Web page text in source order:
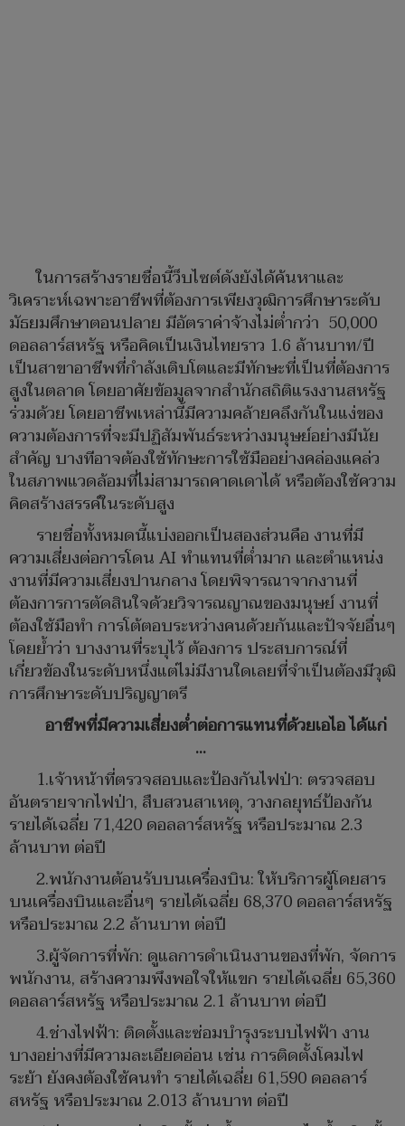
ในการสร้างรายชื่อนี้ว็บไซต์ดังยังได้ค้นหาและ
วิเคราะห์เฉพาะอาชีพที่ต้องการเพียงวุฒิการศึกษาระดับ
มัธยมศึกษาตอนปลาย มีอัตราค่าจ้างไม่ต่ำกว่า 50,000
ดอลลาร์สหรัฐ หรือคิดเป็นเงินไทยราว 1.6 ล้านบาท/ปี
เป็นสาขาอาชีพที่กำลังเติบโตและมีทักษะที่เป็นที่ต้องการ
สูงในตลาด โดยอาศัยข้อมูลจากสำนักสถิติแรงงานสหรัฐ
ร่วมด้วย โดยอาชีพเหล่านี้มีความคล้ายคลึงกันในแง่ของ
ความต้องการที่จะมีปฏิสัมพันธ์ระหว่างมนุษย์อย่างมีนัย
สำคัญ บางทีอาจต้องใช้ทักษะการใช้มืออย่างคล่องแคล่ว
ในสภาพแวดล้อมที่ไม่สามารถคาดเดาได้ หรือต้องใช้ความ
คิดสร้างสรรค์ในระดับสูง
รายชื่อทั้งหมดนี้แบ่งออกเป็นสองส่วนคือ งานที่มี
ความเสี่ยงต่อการโดน AI ทำแทนที่ต่ำมาก และตำแหน่ง
งานที่มีความเสี่ยงปานกลาง โดยพิจารณาจากงานที่
ต้องการการตัดสินใจด้วยวิจารณญาณของมนุษย์ งานที่
ต้องใช้มือทำ การโต้ตอบระหว่างคนด้วยกันและปัจจัยอื่นๆ
โดยย้ำว่า บางงานที่ระบุไว้ ต้องการ ประสบการณ์ที่
เกี่ยวข้องในระดับหนึ่งแต่ไม่มีงานใดเลยที่จำเป็นต้องมีวุฒิ
การศึกษาระดับปริญญาตรี
อาชีพที่มีความเสี่ยงต่ำต่อการแทนที่ด้วยเอไอ ได้แก่
...
1.เจ้าหน้าที่ตรวจสอบและป้องกันไฟป่า: ตรวจสอบ
อันตรายจากไฟป่า, สืบสวนสาเหตุ, วางกลยุทธ์ป้องกัน
รายได้เฉลี่ย 71,420 ดอลลาร์สหรัฐ หรือประมาณ 2.3
ล้านบาท ต่อปี
2.พนักงานต้อนรับบนเครื่องบิน: ให้บริการผู้โดยสาร
บนเครื่องบินและอื่นๆ รายได้เฉลี่ย 68,370 ดอลลาร์สหรัฐ
หรือประมาณ 2.2 ล้านบาท ต่อปี
3.ผู้จัดการที่พัก: ดูแลการดำเนินงานของที่พัก, จัดการ
พนักงาน, สร้างความพึงพอใจให้แขก รายได้เฉลี่ย 65,360
ดอลลาร์สหรัฐ หรือประมาณ 2.1 ล้านบาท ต่อปี
4.ช่างไฟฟ้า: ติดตั้งและซ่อมบำรุงระบบไฟฟ้า งาน
บางอย่างที่มีความละเอียดอ่อน เช่น การติดตั้งโคมไฟ
ระย้า ยังคงต้องใช้คนทำ รายได้เฉลี่ย 61,590 ดอลลาร์
สหรัฐ หรือประมาณ 2.013 ล้านบาท ต่อปี